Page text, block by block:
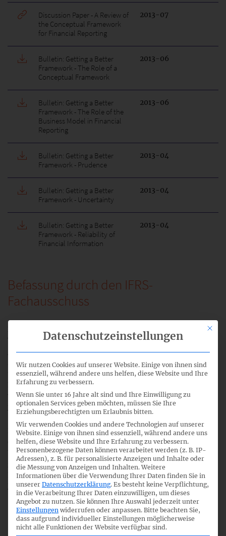
Discussion Paper - A Review of
the Conceptual Framework
for Financial Reporting
2013-07
Bulletin: Getting a Better
Framework - The Role of a
Conceptual Framework
2013-06
Bulletin: Getting a Better
Framework - The Role of the
Business Model in Financial
Reporting
2013-06
Bulletin: Getting a Better
Framework - Prudence
2013-04
Bulletin: Getting a Better
Framework - Uncertainty
2013-04
Bulletin: Getting a Better
Framework - Reliability of
Financial Information
2013-04
Befassung durch den IFRS-
Fachausschuss
Der IFRS-Fachaussschuss hat seine Sichtweisen zu den
Vorschlägen im IASB-Entwurf veröffentlicht (DRSC-
Stellungnahme). Darüber hinaus hat der Fachausschuss, in
Zusammenarbeit mit anderen nationalen Standardsetzern
und EFRAG eine Reihe von Bulletins zu ausgewählten
Fragen für die Überarbeitung des Rahmenkonzepts
veröffentlicht (sieheZusammenarbeit der Standardsetzer
und EFRAG).
Für die Stellungnahme an den IASB wurde am 14. Sept. 2015
eine Öffentliche Diskussion zum IASB-Entwurf und den
Überarbeitungsvorschlägen für das Rahmenkonzept
gemeinsam mit Vertretern von AFRAG, Swiss GAAP FER,
IASB und EFRAG durchgeführt (Protokoll und
Diskussionsunterlagen).
DRSC-Arbeitsgruppe
Mit
Datenschutzeinstellungen
Wir nutzen Cookies auf unserer Website. Einige von ihnen sind
essenziell, während andere uns helfen, diese Website und Ihre
Erfahrung zu verbessern.
Wenn Sie unter 16 Jahre alt sind und Ihre Einwilligung zu
optionalen Services geben möchten, müssen Sie Ihre
Erziehungsberechtigten um Erlaubnis bitten.
Wir verwenden Cookies und andere Technologien auf unserer
Website. Einige von ihnen sind essenziell, während andere uns
helfen, diese Website und Ihre Erfahrung zu verbessern.
Personenbezogene Daten können verarbeitet werden (z. B. IP-
Adressen), z. B. für personalisierte Anzeigen und Inhalte oder
die Messung von Anzeigen und Inhalten. Weitere
Informationen über die Verwendung Ihrer Daten finden Sie in
unserer Datenschutzerklärung. Es besteht keine Verpflichtung,
in die Verarbeitung Ihrer Daten einzuwilligen, um dieses
Angebot zu nutzen. Sie können Ihre Auswahl jederzeit unter
Einstellungen widerrufen oder anpassen. Bitte beachten Sie,
dass aufgrund individueller Einstellungen möglicherweise
nicht alle Funktionen der Website verfügbar sind.